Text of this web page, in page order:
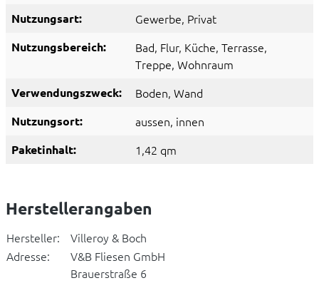
Nutzungsart: Gewerbe, Privat
Nutzungsbereich: Bad, Flur, Küche, Terrasse,
Treppe, Wohnraum
Verwendungszweck: Boden, Wand
Nutzungsort: aussen, innen
Paketinhalt: 1,42 qm
Herstellerangaben
Hersteller:
Villeroy & Boch
Adresse:
V&B Fliesen GmbH
Brauerstraße 6